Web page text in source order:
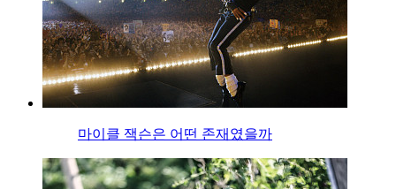
마이클 잭슨은 어떤 존재였을까